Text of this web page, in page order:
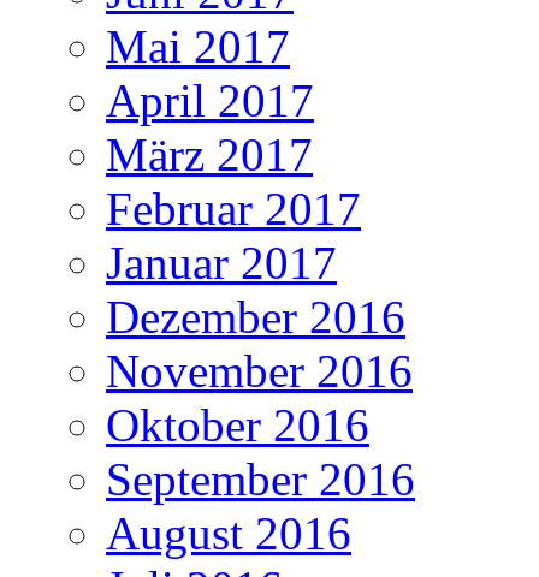
Mai 2017
April 2017
März 2017
Februar 2017
Januar 2017
Dezember 2016
November 2016
Oktober 2016
September 2016
August 2016